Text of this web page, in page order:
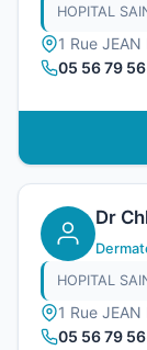
HOPITAL
1 Rue JEAN
05 56 79
Dr
HOPITAL
1 Rue JEAN
05 56 79